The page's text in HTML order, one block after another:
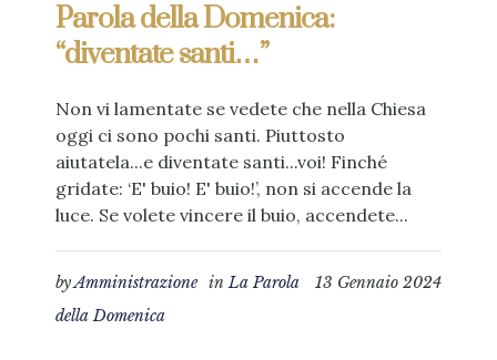
Parola della Domenica:
“diventate santi…”
Non vi lamentate se vedete che nella Chiesa
oggi ci sono pochi santi. Piuttosto
aiutatela...e diventate santi...voi! Finché
gridate: ‘E' buio! E' buio!’, non si accende la
luce. Se volete vincere il buio, accendete...
13 Gennaio 2024
byAmministrazione inLa Parola
della Domenica